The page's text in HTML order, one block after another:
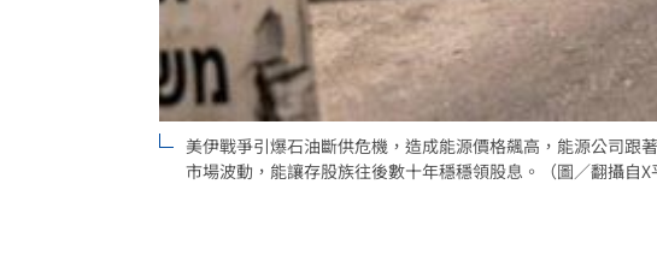
美伊戰爭引爆石油斷供危機，造成能源價格飆高，能源公司跟
市場波動，能讓存股族往後數十年穩穩領股息。（圖／翻攝自X